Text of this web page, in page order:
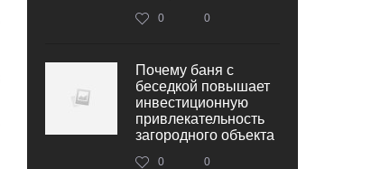
0 0
Почему баня с
беседкой повышает
инвестиционную
привлекательность
загородного объекта
0 0